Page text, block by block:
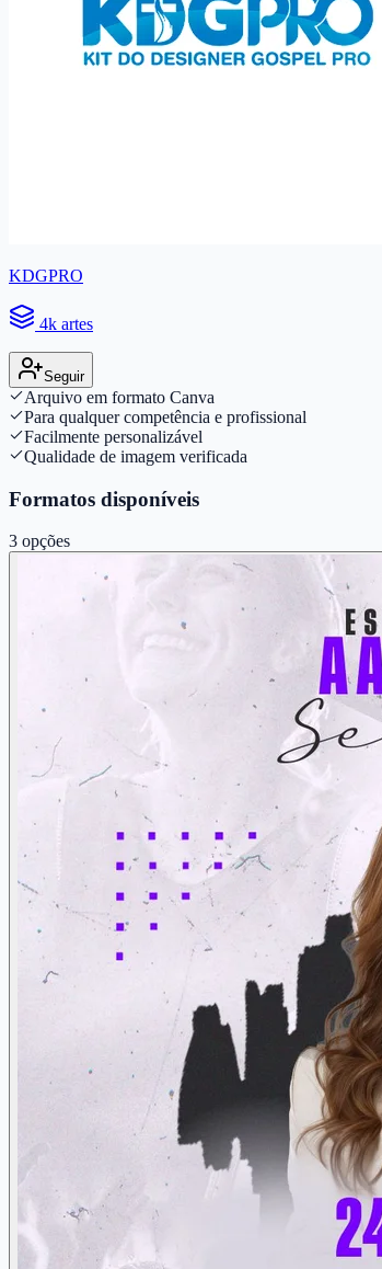
KDGPRO
4k artes
Seguir
Arquivo em formato Canva
Para qualquer competência e profissional
Facilmente personalizável
Qualidade de imagem verificada
Formatos disponíveis
3 opções